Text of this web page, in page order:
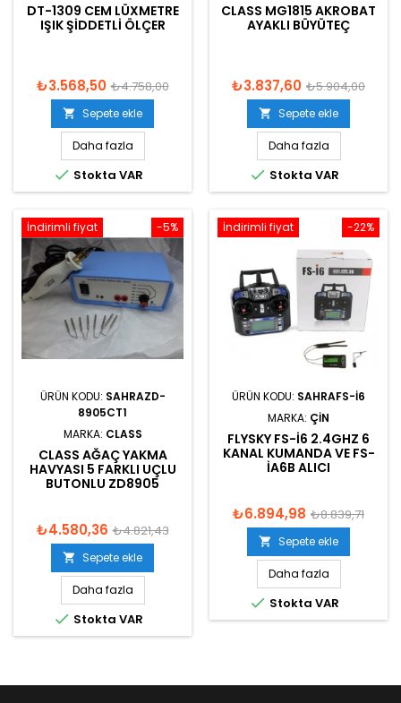
DT-1309 CEM LÜXMETRE
IŞIK ŞIDDETLI ÖLÇER
₺3.568,50 ₺4.758,00
 Sepete ekle
Daha fazla
 Stokta VAR
CLASS MG1815 AKROBAT
AYAKLI BÜYÜTEÇ
₺3.837,60 ₺5.904,00
 Sepete ekle
Daha fazla
 Stokta VAR
-5%
İndirimli fiyat
ÜRÜN KODU: SAHRAZD-
8905CT1
MARKA: CLASS
CLASS AĞAÇ YAKMA
HAVYASI 5 FARKLI UÇLU
BUTONLU ZD8905
₺4.580,36 ₺4.821,43
 Sepete ekle
Daha fazla
 Stokta VAR
-22%
İndirimli fiyat
ÜRÜN KODU: SAHRAFS-I6
MARKA: ÇIN
FLYSKY FS-I6 2.4GHZ 6
KANAL KUMANDA VE FS-
IA6B ALICI
₺6.894,98 ₺8.839,71
 Sepete ekle
Daha fazla
 Stokta VAR